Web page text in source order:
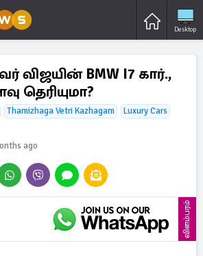
Desktop
BMW I7 கார்.,
தெரியுமா?
Thamizhaga Vetri Kazhagam
Luxury Cars
ago
விளம்பரம்